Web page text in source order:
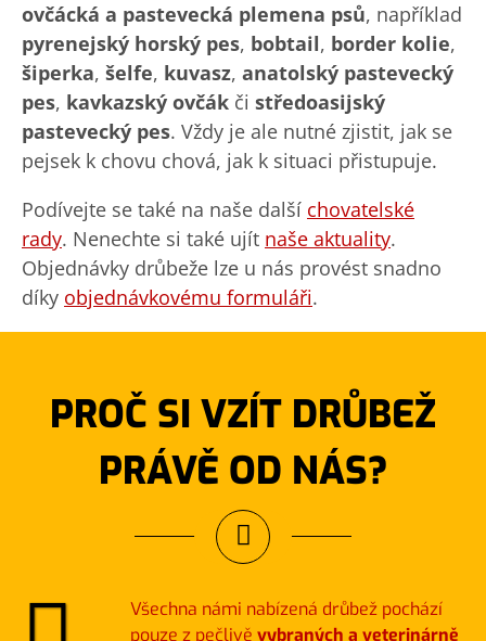
ovčácká a pastevecká plemena psů, například
pyrenejský horský pes, bobtail, border kolie,
šiperka, šelfe, kuvasz, anatolský pastevecký
pes, kavkazský ovčák či středoasijský
pastevecký pes. Vždy je ale nutné zjistit, jak se
pejsek k chovu chová, jak k situaci přistupuje.
Podívejte se také na naše další chovatelské
rady. Nenechte si také ujít naše aktuality.
Objednávky drůbeže lze u nás provést snadno
díky objednávkovému formuláři.
PROČ SI VZÍT DRŮBEŽ
PRÁVĚ OD NÁS?
Všechna námi nabízená drůbež pochází
pouze z pečlivě vybraných a veterinárně